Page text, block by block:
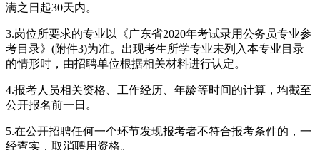
满之日起30天内。
3.岗位所要求的专业以《广东省2020年考试录用公务员专业参
考目录》(附件3)为准。出现考生所学专业未列入本专业目录
的情形时，由招聘单位根据相关材料进行认定。
4.报考人员相关资格、工作经历、年龄等时间的计算，均截至
公开报名前一日。
5.在公开招聘任何一个环节发现报考者不符合报考条件的，一
经查实，取消聘用资格。